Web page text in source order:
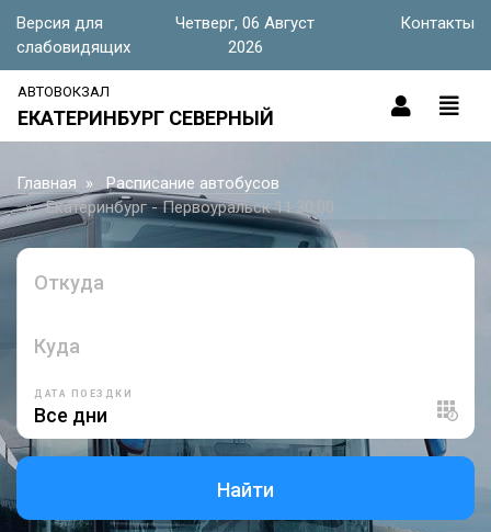
Версия для
слабовидящих
Четверг, 06 Август
2026
Контакты
АВТОВОКЗАЛ
ЕКАТЕРИНБУРГ СЕВЕРНЫЙ
Главная
Расписание автобусов
Екатеринбург - Первоуральск 11:30:00
Откуда
Куда
ДАТА ПОЕЗДКИ
Найти